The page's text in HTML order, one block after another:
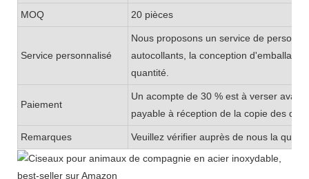
MOQ 20 pièces
Service personnalisé
Nous proposons un service de
autocollants, la conception
quantité.
Paiement
Un acompte de 30 % est à verser
payable à réception de la copie des
Remarques Veuillez vérifier auprès de nous la